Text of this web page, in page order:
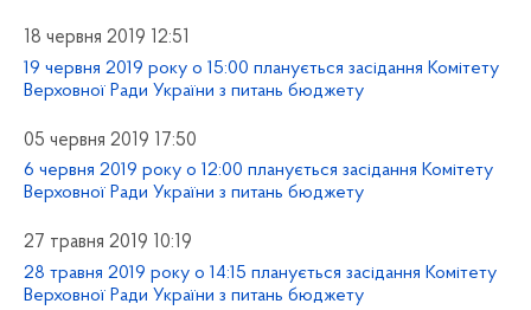
18 червня 2019 12:51
19 червня 2019 року о 15:00 планується засідання Комітету
Верховної Ради України з питань бюджету
05 червня 2019 17:50
6 червня 2019 року о 12:00 планується засідання Комітету
Верховної Ради України з питань бюджету
27 травня 2019 10:19
28 травня 2019 року о 14:15 планується засідання Комітету
Верховної Ради України з питань бюджету